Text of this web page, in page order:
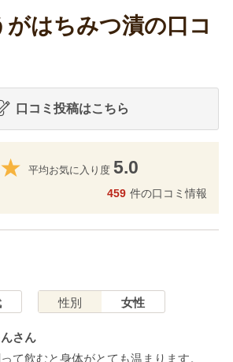
がはちみつ漬の口コ
口コミ投稿はこちら
平均お気に入り度 5.0
459 件の口コミ情報
性別 女性
さん
て飲むと身体がとても温まります。